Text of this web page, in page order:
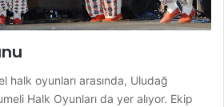
halk oyunları arasında, Uludağ
Halk Oyunları da yer alıyor. Ekip